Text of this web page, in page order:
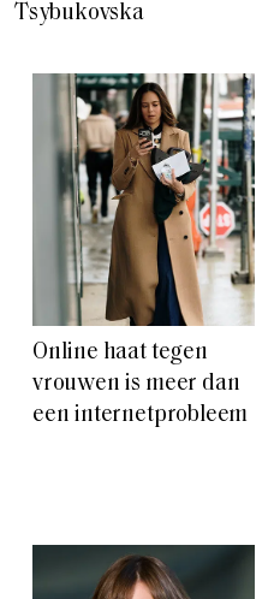
Tsybukovska
Online haat tegen
vrouwen is meer dan
een internetprobleem